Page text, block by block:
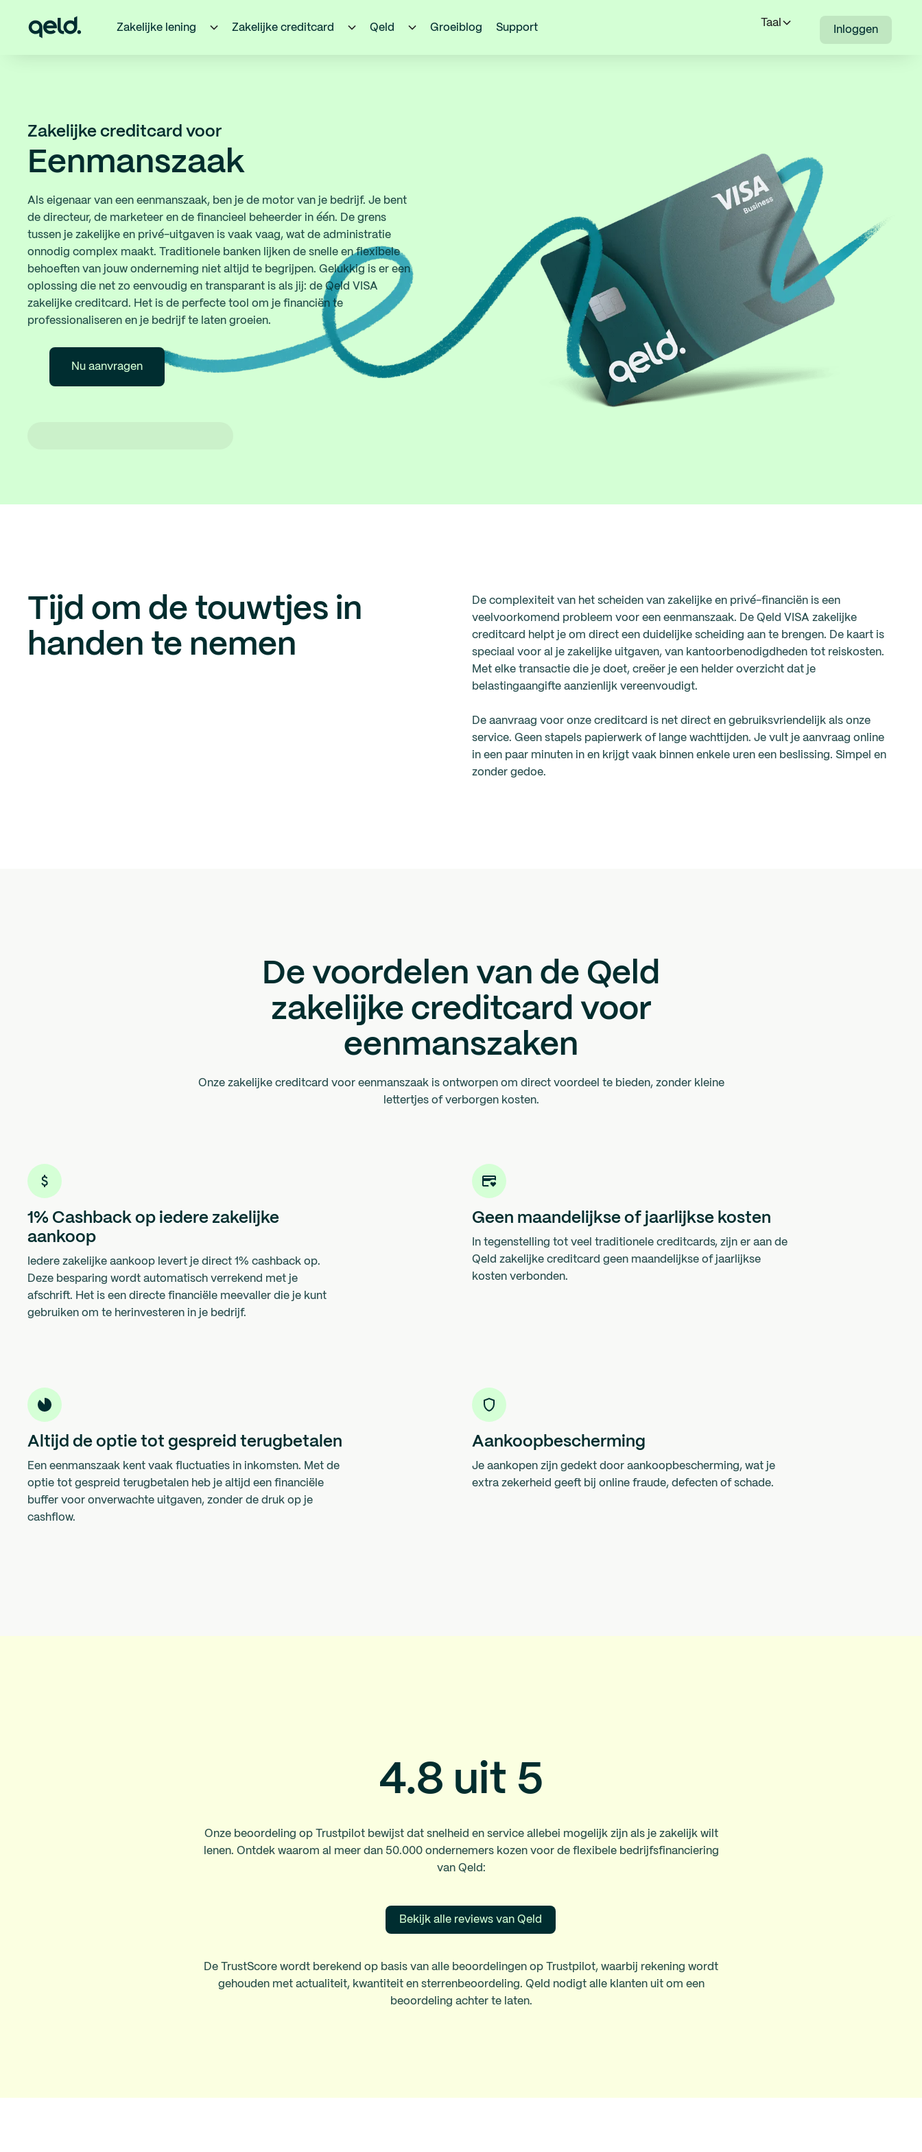
Zakelijke lening Zakelijke creditcard Qeld Groeiblog Support Taal
Inloggen
Zakelijke creditcard voor
Eenmanszaak
Als eigenaar van een eenmanszaak, ben je de motor van je bedrijf. Je bent
de directeur, de marketeer en de financieel beheerder in één. De grens
tussen je zakelijke en privé-uitgaven is vaak vaag, wat de administratie
onnodig complex maakt. Traditionele banken lijken de snelle en flexibele
behoeften van jouw onderneming niet altijd te begrijpen. Gelukkig is er een
oplossing die net zo eenvoudig en transparant is als jij: de Qeld VISA
zakelijke creditcard. Het is de perfecte tool om je financiën te
professionaliseren en je bedrijf te laten groeien.
Nu aanvragen
Tijd om de touwtjes in
handen te nemen
De complexiteit van het scheiden van zakelijke en privé-financiën is een
veelvoorkomend probleem voor een eenmanszaak. De Qeld VISA zakelijke
creditcard helpt je om direct een duidelijke scheiding aan te brengen. De kaart is
speciaal voor al je zakelijke uitgaven, van kantoorbenodigdheden tot reiskosten.
Met elke transactie die je doet, creëer je een helder overzicht dat je
belastingaangifte aanzienlijk vereenvoudigt.
De aanvraag voor onze creditcard is net direct en gebruiksvriendelijk als onze
service. Geen stapels papierwerk of lange wachttijden. Je vult je aanvraag online
in een paar minuten in en krijgt vaak binnen enkele uren een beslissing. Simpel en
zonder gedoe.
De voordelen van de Qeld
zakelijke creditcard voor
eenmanszaken
Onze zakelijke creditcard voor eenmanszaak is ontworpen om direct voordeel te bieden, zonder kleine
lettertjes of verborgen kosten.
1% Cashback op iedere zakelijke
aankoop
Iedere zakelijke aankoop levert je direct 1% cashback op.
Deze besparing wordt automatisch verrekend met je
afschrift. Het is een directe financiële meevaller die je kunt
gebruiken om te herinvesteren in je bedrijf.
Geen maandelijkse of jaarlijkse kosten
In tegenstelling tot veel traditionele creditcards, zijn er aan de
Qeld zakelijke creditcard geen maandelijkse of jaarlijkse
kosten verbonden.
Altijd de optie tot gespreid terugbetalen
Een eenmanszaak kent vaak fluctuaties in inkomsten. Met de
optie tot gespreid terugbetalen heb je altijd een financiële
buffer voor onverwachte uitgaven, zonder de druk op je
cashflow.
Aankoopbescherming
Je aankopen zijn gedekt door aankoopbescherming, wat je
extra zekerheid geeft bij online fraude, defecten of schade.
4.8 uit 5
Onze beoordeling op Trustpilot bewijst dat snelheid en service allebei mogelijk zijn als je zakelijk wilt
lenen. Ontdek waarom al meer dan 50.000 ondernemers kozen voor de flexibele bedrijfsfinanciering
van Qeld:
Bekijk alle reviews van Qeld
De TrustScore wordt berekend op basis van alle beoordelingen op Trustpilot, waarbij rekening wordt
gehouden met actualiteit, kwantiteit en sterrenbeoordeling. Qeld nodigt alle klanten uit om een
beoordeling achter te laten.